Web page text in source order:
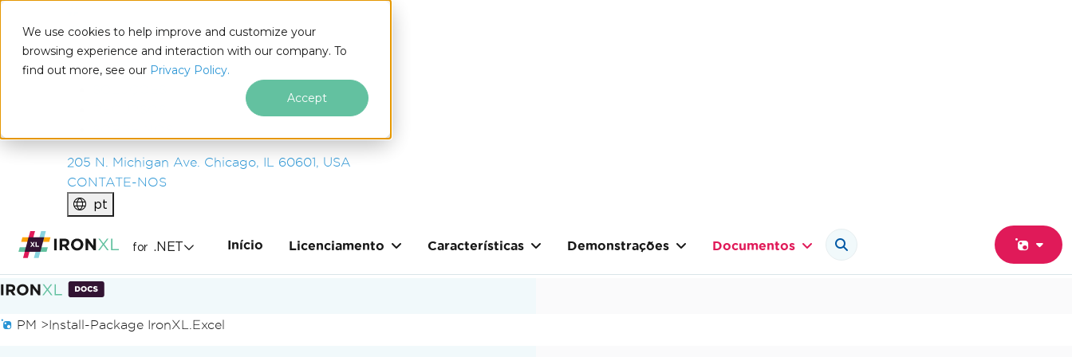
We use cookies to help improve and customize your
browsing experience and interaction with our company. To
find out more, see our Privacy Policy.
Accept
IRONSOFTWARE
PRODUTOS
EMPRESA
205 N. Michigan Ave. Chicago, IL 60601, USA
CONTATE-NOS
pt
for .NET Início Licenciamento Características Demonstrações Documentos
Ir para o conteúdo do rodapé
PM >Install-Package IronXL.Excel